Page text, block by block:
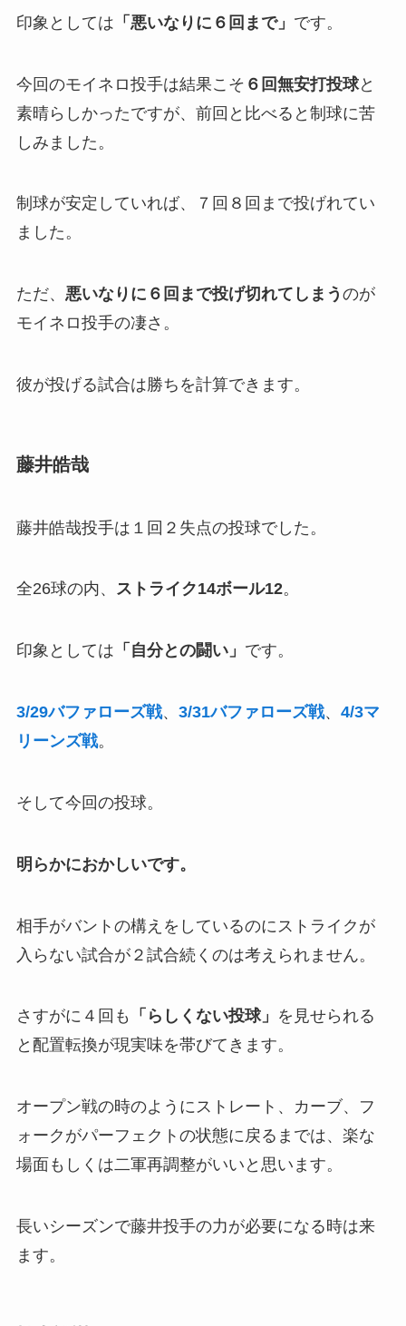
印象としては 「悪いなりに６回まで」 です。
今回のモイネロ投手は結果こそ ６回無安打投球と
素晴らしかったですが、前回と比べると制球に苦
しみました。
制球が安定していれば、７回８回まで投げれてい
ました。
ただ、 悪いなりに６回まで投げ切れてしまう のが
モイネロ投手の凄さ。
彼が投げる試合は勝ちを計算できます。
藤井皓哉
藤井皓哉投手は１回２失点の投球でした。
全26球の内、 ストライク14ボール12。
印象としては 「自分との闘い」 です。
3/29バファローズ戦、 3/31バファローズ戦、 4/3マ
リーンズ戦。
そして今回の投球。
明らかにおかしいです。
相手がバントの構えをしているのにストライクが
入らない試合が２試合続くのは考えられません。
さすがに４回も 「らしくない投球」 を見せられる
と配置転換が現実味を帯びてきます。
オープン戦の時のようにストレート、カーブ、フ
ォークがパーフェクトの状態に戻るまでは、楽な
場面もしくは二軍再調整がいいと思います。
長いシーズンで藤井投手の力が必要になる時は来
ます。